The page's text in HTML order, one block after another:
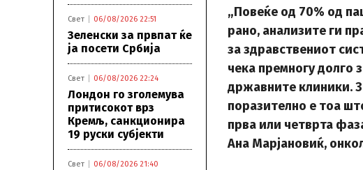
Свет 06/08/2026 22:51
Зеленски за првпат ќе
ја посети Србија
Свет 06/08/2026 22:24
Лондон го зголемува
притисокот врз
Кремљ, санкционира
19 руски субјекти
Свет 06/08/2026 21:40
„Повеќе од 70% од
рано, анализите ги
за здравствениот
чека премногу долго
државните клиники.
поразително е тоа
прва или четврта
Ана Марјановиќ,